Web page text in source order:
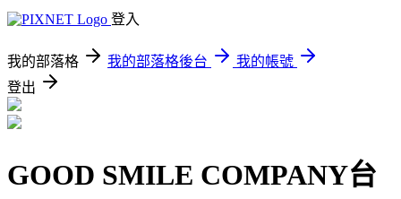
登入
我的部落格 我的部落格後台
我的帳號
登出
GOOD SMILE COMPANY台